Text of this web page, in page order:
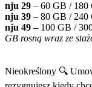
nju 29 – 60 GB / 180
nju 39 – 80 GB / 240
nju 49 – 100 GB /
GB rosną wraz ze
Nieokreślony 🔍